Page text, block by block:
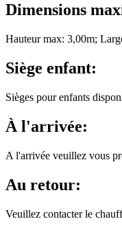
Dimensions
Hauteur max: 3,00m;
Siège enfant:
Sièges pour enfants
À l'arrivée:
A l'arrivée veuillez vous
Au retour:
Veuillez contacter le